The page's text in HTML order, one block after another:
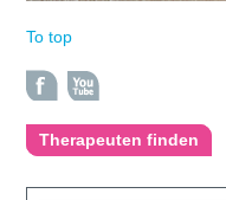
To top
Therapeuten finden